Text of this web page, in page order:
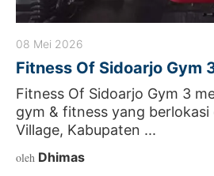
08 Mei 2026
Fitness Of Sidoarjo Gym
Fitness Of Sidoarjo Gym 3
gym & fitness yang berlokasi
Village, Kabupaten ...
oleh Dhimas